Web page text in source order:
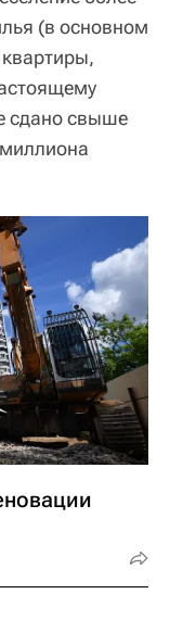
(в основном
сдано свыше